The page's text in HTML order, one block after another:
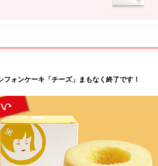
フォンケーキ「チーズ」まもなく終了です！